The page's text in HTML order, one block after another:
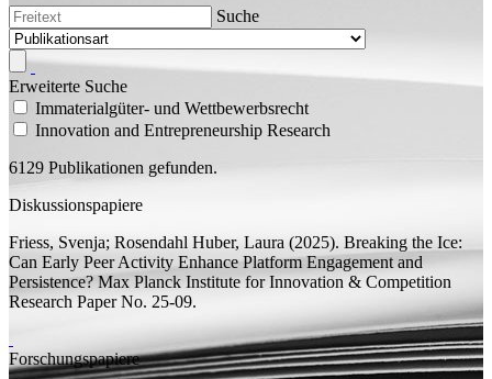
Suche
Erweiterte Suche
Immaterialgüter- und Wettbewerbsrecht
Innovation and Entrepreneurship Research
6129 Publikationen gefunden.
Diskussionspapiere
Friess, Svenja; Rosendahl Huber, Laura (2025). Breaking the Ice:
Can Early Peer Activity Enhance Platform Engagement and
Persistence? Max Planck Institute for Innovation & Competition
Research PaperNo. 25-09.
Forschungspapiere